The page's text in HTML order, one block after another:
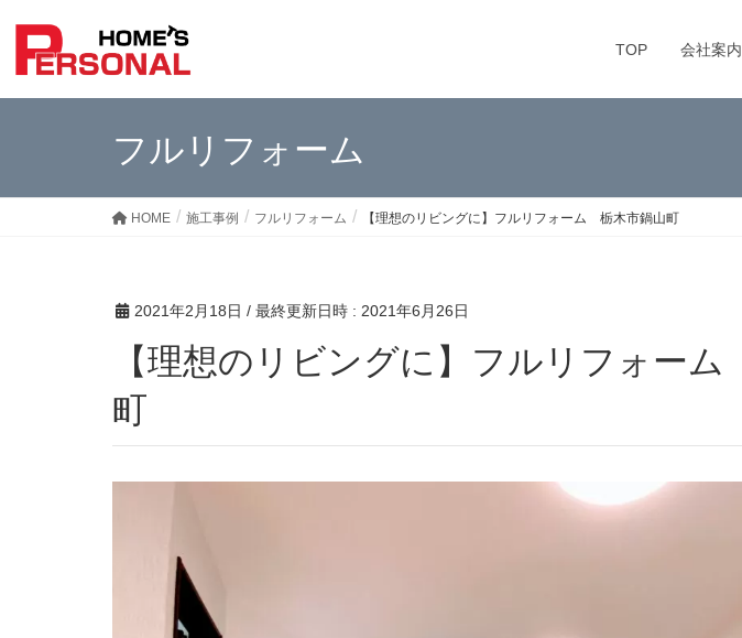
TOP 会社案内
フルリフォーム
HOME 施工事例 フルリフォーム 【理想のリビングに】フルリフォーム 栃木市鍋山町
2021年2月18日 / 最終更新日時 : 2021年6月26日
【理想のリビングに】フルリフォーム 栃木市鍋山
町